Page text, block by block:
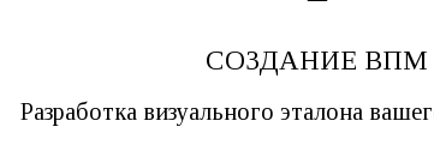
СОЗДАНИЕ ВПМ
Разработка визуального эталона